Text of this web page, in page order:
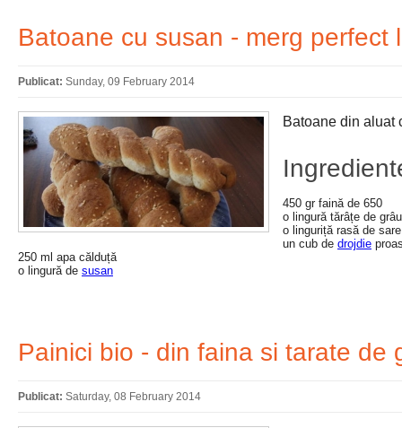
Batoane cu susan - merg perfect
Publicat: Sunday, 09 February 2014
Batoane din aluat
450 gr faină de 650
o lingură tărâțe de grâu
o linguriță rasă de sare
un cub de drojdie
250 ml apa călduță
o lingură de susan
Painici bio - din faina si tarate de
Publicat: Saturday, 08 February 2014